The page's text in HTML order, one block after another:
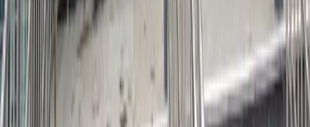
Рязань
Рыбное
Скопин
Касимов
Сасово
Ряжск